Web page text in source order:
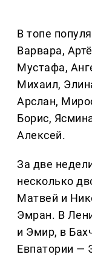
В топе
Варвара,
Мустафа,
Михаил,
Арслан,
Борис,
Алексей.
За две
несколько
Матвей и
Эмран. В
и Эмир, в
Евпатории —